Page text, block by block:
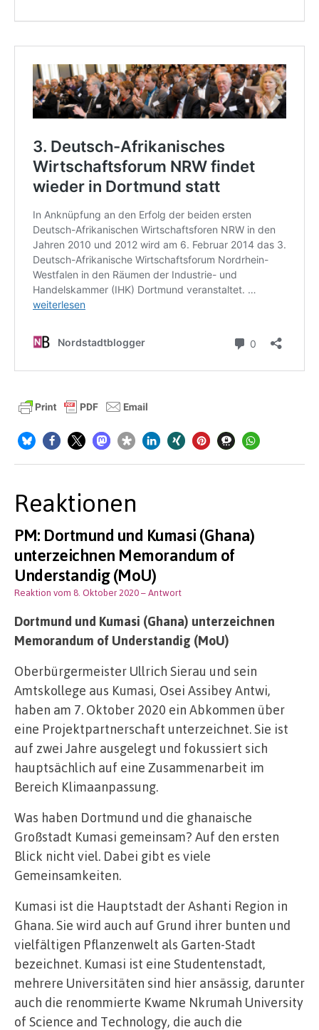
Reaktionen
PM: Dortmund und Kumasi (Ghana)
unterzeichnen Memorandum of
Understandig (MoU)
Reaktion vom 8. Oktober 2020– Antwort
Dortmund und Kumasi (Ghana) unterzeichnen
Memorandum of Understandig (MoU)
Oberbürgermeister Ullrich Sierau und sein
Amtskollege aus Kumasi, Osei Assibey Antwi,
haben am 7. Oktober 2020 ein Abkommen über
eine Projektpartnerschaft unterzeichnet. Sie ist
auf zwei Jahre ausgelegt und fokussiert sich
hauptsächlich auf eine Zusammenarbeit im
Bereich Klimaanpassung.
Was haben Dortmund und die ghanaische
Großstadt Kumasi gemeinsam? Auf den ersten
Blick nicht viel. Dabei gibt es viele
Gemeinsamkeiten.
Kumasi ist die Hauptstadt der Ashanti Region in
Ghana. Sie wird auch auf Grund ihrer bunten und
vielfältigen Pflanzenwelt als Garten-Stadt
bezeichnet. Kumasi ist eine Studentenstadt,
mehrere Universitäten sind hier ansässig, darunter
auch die renommierte Kwame Nkrumah University
of Science and Technology, die auch die